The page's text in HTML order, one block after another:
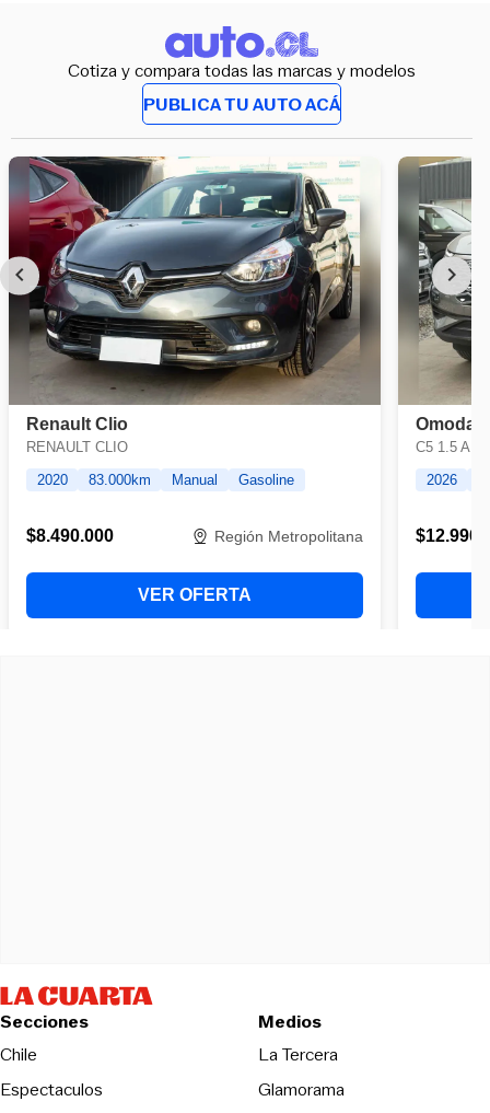
Cotiza y compara todas las marcas y modelos
PUBLICA TU AUTO ACÁ
Secciones
Chile
Espectaculos
Medios
La TerceraOpens in new
Glamorama